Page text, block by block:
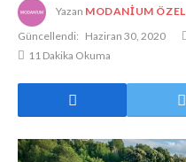
Yazan MODANIUM ÖZEL
Güncellendi: Haziran 30, 2020
11 Dakika Okuma